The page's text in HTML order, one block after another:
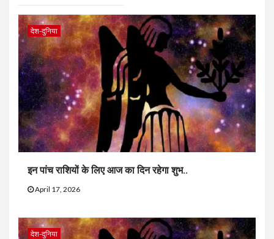
देश-दुनिया
इन पांच राशियों के लिए आज का दिन रहेगा शुभ..
April 17, 2026
देश-दुनिया